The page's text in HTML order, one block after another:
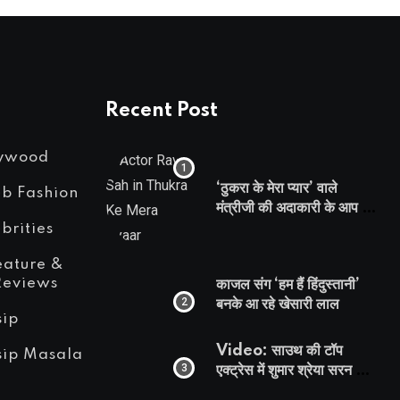
Fashion
&
Masala
Recent Post
‘ठुकरा के मेरा प्यार’ वाले
मंत्रीजी की अदाकारी के आप भी
काजल संग ‘हम हैं हिंदुस्तानी’
बनके आ रहे खेसारी लाल
Video: साउथ की टॉप
एक्ट्रेस में शुमार श्रेया सरन का